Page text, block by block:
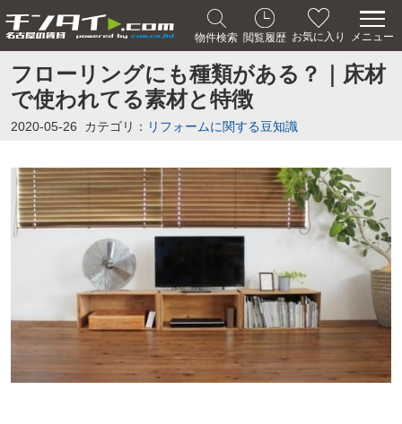
物件検索 閲覧履歴 お気に入り メニュー
フローリングにも種類がある？｜床材
で使われてる素材と特徴
2020-05-26 カテゴリ： リフォームに関する豆知識